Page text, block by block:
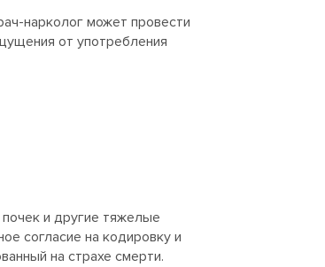
нарколог может провести
от употребления
и другие тяжелые
согласие на кодировку и
на страхе смерти.